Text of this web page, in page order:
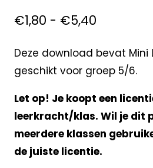
€1,80 - €5,40
Deze download bevat Mini
geschikt voor groep 5/6.
Let op! Je koopt een
leerkracht/klas. Wil je dit
meerdere klassen
de juiste licentie.